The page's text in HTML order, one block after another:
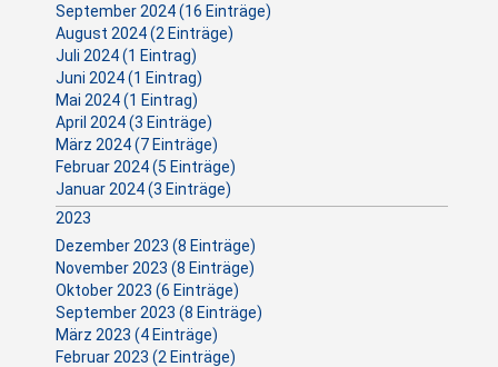
September 2024 (16 Einträge)
August 2024 (2 Einträge)
Juli 2024 (1 Eintrag)
Juni 2024 (1 Eintrag)
Mai 2024 (1 Eintrag)
April 2024 (3 Einträge)
März 2024 (7 Einträge)
Februar 2024 (5 Einträge)
Januar 2024 (3 Einträge)
2023
Dezember 2023 (8 Einträge)
November 2023 (8 Einträge)
Oktober 2023 (6 Einträge)
September 2023 (8 Einträge)
März 2023 (4 Einträge)
Februar 2023 (2 Einträge)